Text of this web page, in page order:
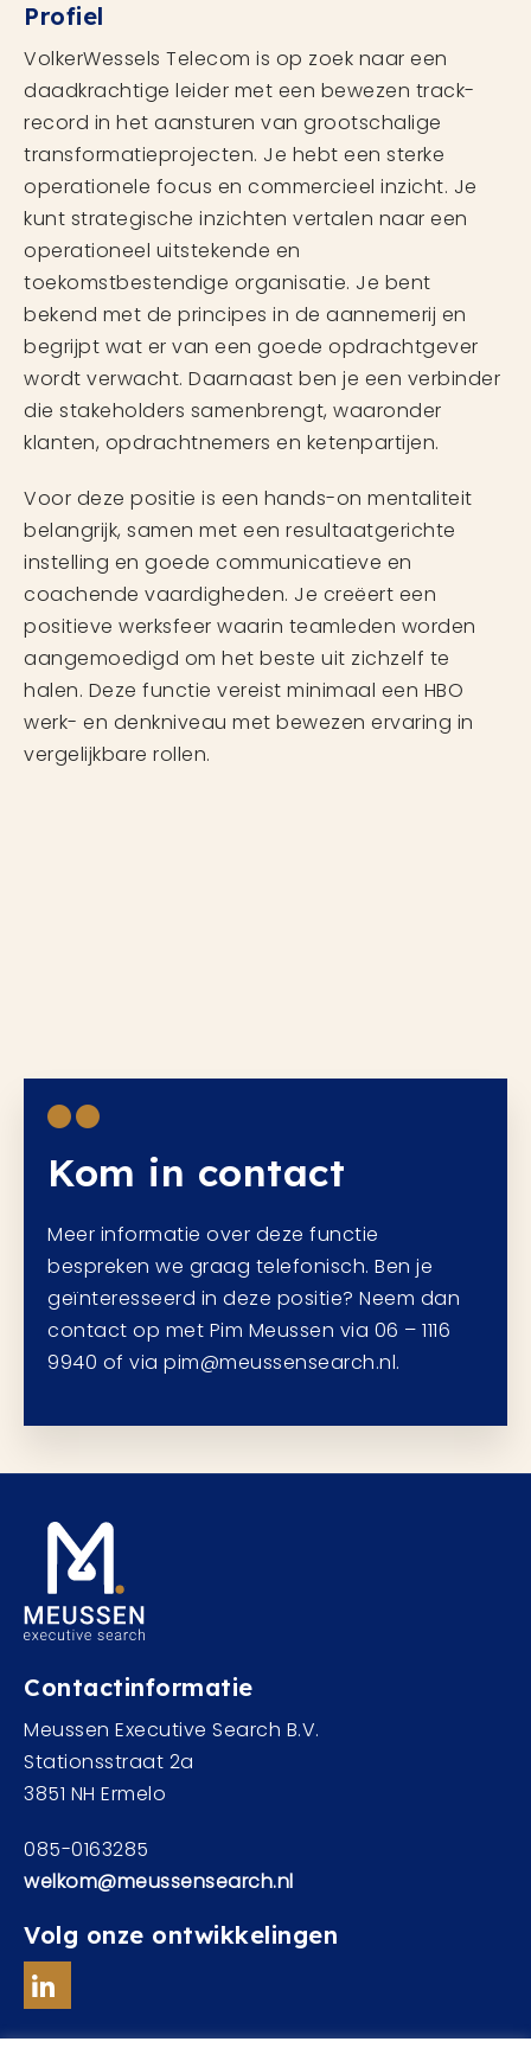
Profiel
VolkerWessels Telecom is op zoek naar een
daadkrachtige leider met een bewezen track-
record in het aansturen van grootschalige
transformatieprojecten. Je hebt een sterke
operationele focus en commercieel inzicht. Je
kunt strategische inzichten vertalen naar een
operationeel uitstekende en
toekomstbestendige organisatie. Je bent
bekend met de principes in de aannemerij en
begrijpt wat er van een goede opdrachtgever
wordt verwacht. Daarnaast ben je een verbinder
die stakeholders samenbrengt, waaronder
klanten, opdrachtnemers en ketenpartijen.
Voor deze positie is een hands-on mentaliteit
belangrijk, samen met een resultaatgerichte
instelling en goede communicatieve en
coachende vaardigheden. Je creëert een
positieve werksfeer waarin teamleden worden
aangemoedigd om het beste uit zichzelf te
halen. Deze functie vereist minimaal een HBO
werk- en denkniveau met bewezen ervaring in
vergelijkbare rollen.
Kom in contact
Meer informatie over deze functie
bespreken we graag telefonisch. Ben je
geïnteresseerd in deze positie? Neem dan
contact op met Pim Meussen via 06 – 1116
9940 of via pim@meussensearch.nl.
Contactinformatie
Meussen Executive Search B.V.
Stationsstraat 2a
3851 NH Ermelo
085-0163285
welkom@meussensearch.nl
Volg onze ontwikkelingen